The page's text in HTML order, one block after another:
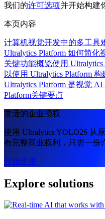
我们的许可选项并开始构建
本页内容
计算机视觉开发中的多工具
Ultralytics Platform 如何简化
关键功能概览使用
以使用 Ultralytics Platform
Ultralytics Platform 是视觉
Platform关键要点
灵活的企业授权
使用 Ultralytics YOLO26 从
有完整商业权利，只需一份
开始使用
Explore solutions